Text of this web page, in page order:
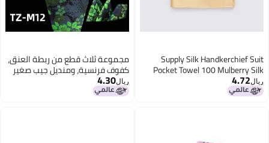
Supply Silk Handkerchief Suit
Pocket Towel 100 Mulberry Silk
Small Handkerchief Multi-Color
Optional
ريال4.72
مجموعة ثلاث قطع من ربطة العنق،
كفوف فرنسية، ومنديل جيب صغير
للرجال مصنوعة من قماش جاكار
عالي الكثافة من خيوط البوليستر
ريال4.30